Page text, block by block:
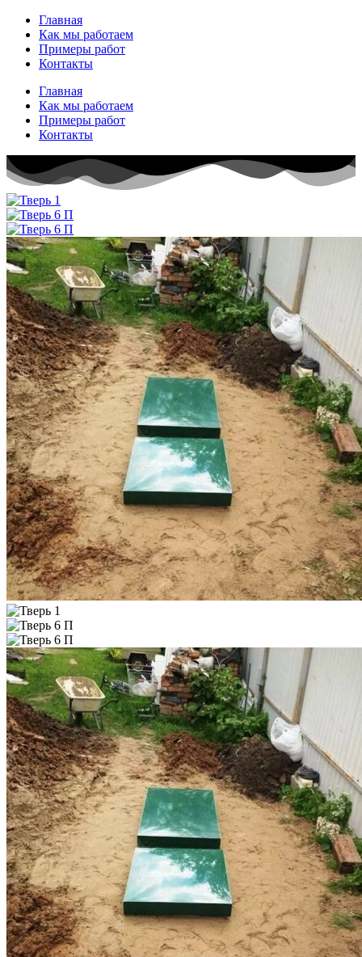
Перейти
содержимому
Главная
Как мы работаем
Примеры работ
Контакты
Главная
Как мы работаем
Примеры работ
Контакты